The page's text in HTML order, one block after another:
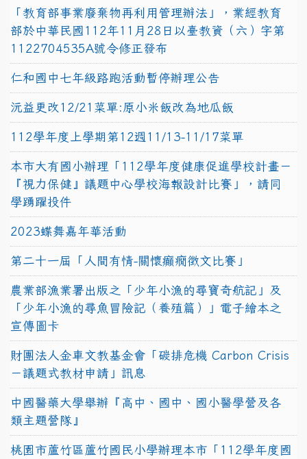
「教育部事業廢棄物再利用管理辦法」，業經教育
部於中華民國112年11月28日以臺教資（六）字第
1122704535A號令修正發布
仁和國中七年級路跑活動暫停辦理公告
沅益更改12/21菜單:原小米飯改為地瓜飯
112學年度上學期第12週11/13-11/17菜單
本市大有國小辦理「112學年度健康促進學校計畫－
『視力保健』議題中心學校海報設計比賽」，請同
學踴躍投件
2023蝶舞嘉年華活動
第二十一屆「人間有情-關懷癲癇徵文比賽」
農業部漁業署出版之「少年小漁的尋寶奇航記」及
「少年小漁的尋魚冒險記（養殖篇）」電子繪本之
宣傳圖卡
財團法人金車文教基金會「碳排危機 Carbon Crisis
－議題式教材申請」訊息
中國醫藥大學舉辦『高中、國中、國小醫學營及各
類主題營隊』
桃園市蘆竹區蘆竹國民小學辦理本市「112學年度國